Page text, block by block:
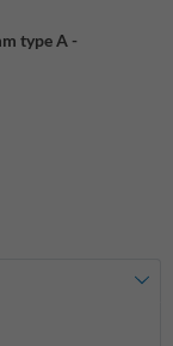
type A -